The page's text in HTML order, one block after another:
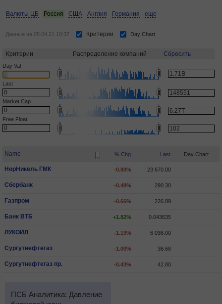
Валюты ЦБ Россия США Англия Германия еще
Данные на 05.04.21 10:37 Критерии Day Chart
Критерии Распределение компаний Сбросить
Day Val
Last
Market Cap
Free Float
Name % Chg Last Day Chart
НорНикель ГМК -0.80% 23 670.00
Сбербанк -0.48% 290.30
Газпром -0.66% 226.89
Банк ВТБ +1.82% 0.043635
ЛУКОЙЛ -1.19% 6 036.00
Сургутнефтегаз -1.00% 36.68
Сургутнефтегаз пр. -0.43% 42.80
ПСБ Аналитика: Давление